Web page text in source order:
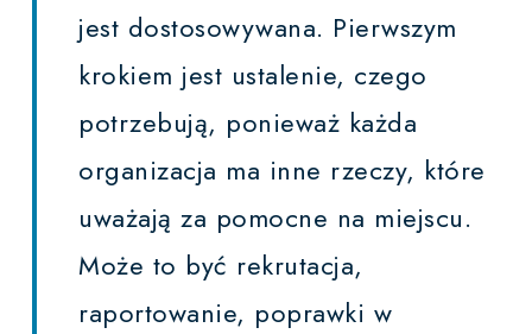
jest dostosowywana. Pierwszym
krokiem jest ustalenie, czego
potrzebują, ponieważ każda
organizacja ma inne rzeczy, które
uważają za pomocne na miejscu.
Może to być rekrutacja,
raportowanie, poprawki w